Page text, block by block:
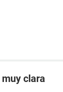
clara